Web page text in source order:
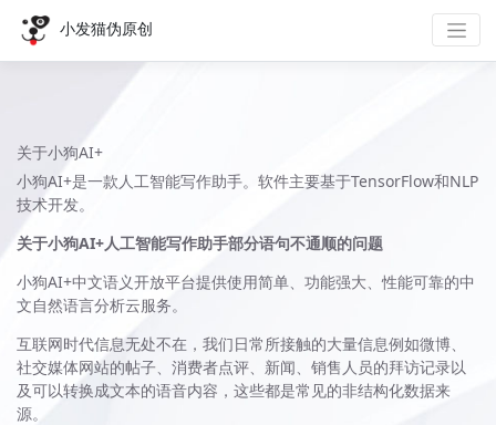
小发猫伪原创
关于小狗AI+
小狗AI+是一款人工智能写作助手。软件主要基于TensorFlow和NLP
技术开发。
关于小狗AI+人工智能写作助手部分语句不通顺的问题
小狗AI+中文语义开放平台提供使用简单、功能强大、性能可靠的中
文自然语言分析云服务。
互联网时代信息无处不在，我们日常所接触的大量信息例如微博、
社交媒体网站的帖子、消费者点评、新闻、销售人员的拜访记录以
及可以转换成文本的语音内容，这些都是常见的非结构化数据来
源。